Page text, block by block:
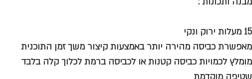
15 מעלות ירוק ונקי
מאפשרת כביסה מהירה יותר באמצעות קיצור משך זמן התוכנית
מומלץ לכמויות כביסה קטנות או לכביסה ברמת לכלוך קלה בלבד
שטיפה מוקדמת